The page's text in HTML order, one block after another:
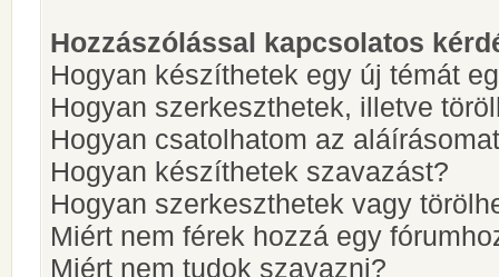
Hozzászólással kapcsolatos
Hogyan készíthetek egy új témát
Hogyan szerkeszthetek, illetve
Hogyan csatolhatom az
Hogyan készíthetek szavazást?
Hogyan szerkeszthetek vagy
Miért nem férek hozzá egy
Miért nem tudok szavazni?